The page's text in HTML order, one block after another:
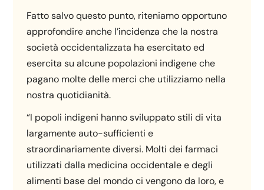
Fatto salvo questo punto, riteniamo opportuno
approfondire anche l’incidenza che la nostra
società occidentalizzata ha esercitato ed
esercita su alcune popolazioni indigene che
pagano molte delle merci che utilizziamo nella
nostra quotidianità.
“I popoli indigeni hanno sviluppato stili di vita
largamente auto-sufficienti e
straordinariamente diversi. Molti dei farmaci
utilizzati dalla medicina occidentale e degli
alimenti base del mondo ci vengono da loro, e